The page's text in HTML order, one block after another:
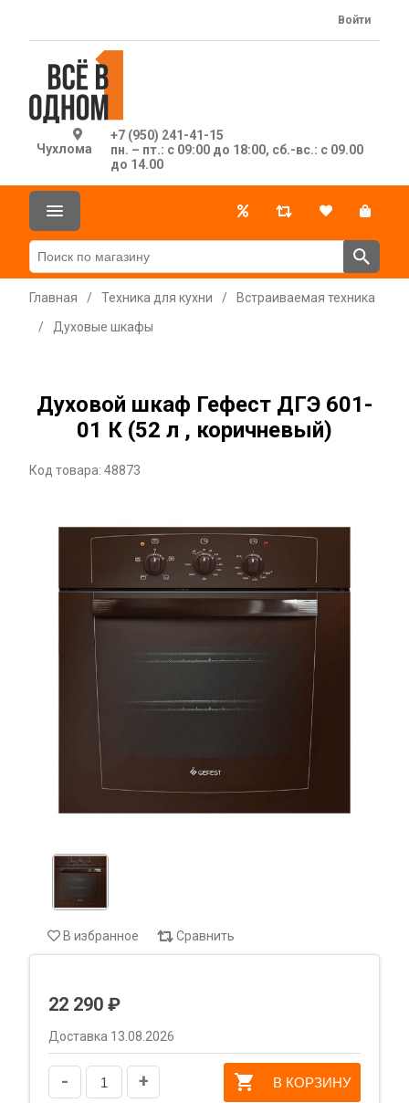
Чухлома
+7 (950) 241-41-15
пн. – пт.: с 09:00 до 18:00, сб.-вс.: с 09.00
до 14.00
Войти
Главная / Техника для кухни /
Встраиваемая техника
/
Духовые шкафы
Духовой шкаф Гефест ДГЭ 601-
01 К (52 л , коричневый)
Код товара: 48873
В избранное Сравнить
22 290 ₽
Доставка 13.08.2026
- + В КОРЗИНУ